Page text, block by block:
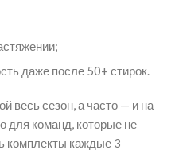
даже после 50+ стирок.
весь сезон, а часто — и на
для команд, которые не
комплекты каждые 3